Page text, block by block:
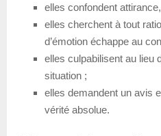
elles confondent
elles cherchent à tout
d’émotion échappe au
elles culpabilisent au lieu
situation ;
elles demandent un avis
vérité absolue.